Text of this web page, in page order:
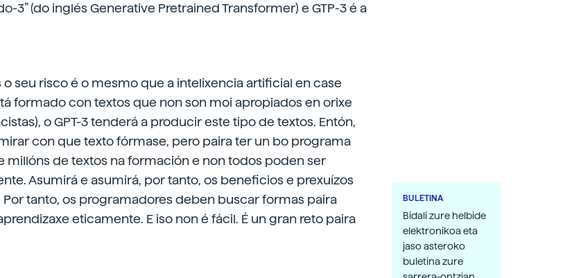
3” (do inglésGenerative Pretrained Transformer) e GTP-3é a
o seu risco é o mesmo que a intelixencia artificial en case
formado con textos que non son moi apropiados en orixe
o GPT-3 tenderá a producir este tipo de textos. Entón,
con que texto fórmase, pero paira ter un bo programa
millóns de textos na formación e non todos poden ser
Asumirá e asumirá, por tanto, os beneficios e prexuízos
Por tanto, os programadores deben buscar formas paira
eticamente. E iso non é fácil. É un gran reto paira
BULETINA
Bidali zure helbide
elektronikoa eta
jaso asteroko
buletina zure